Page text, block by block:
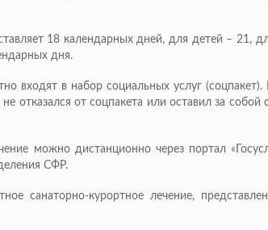
18 календарных дней, для детей – 21,
дня.
входят в набор социальных услуг (соцпакет).
отказался от соцпакета или оставил за собой
можно дистанционно через портал
СФР.
санаторно-курортное лечение,